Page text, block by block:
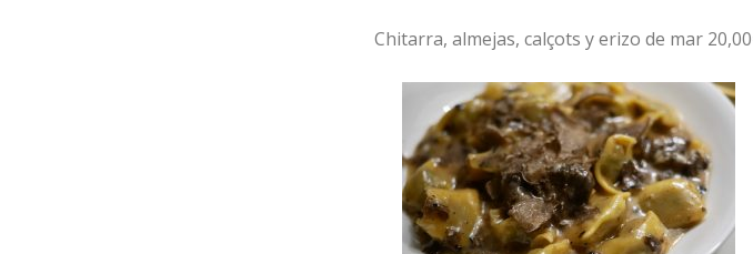
Chitarra, almejas, calçots y erizo de mar